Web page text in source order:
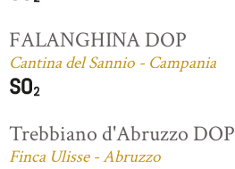
FALANGHINA DOP
Cantina del Sannio - Campania
Trebbiano d'Abruzzo DOP
Finca Ulisse - Abruzzo